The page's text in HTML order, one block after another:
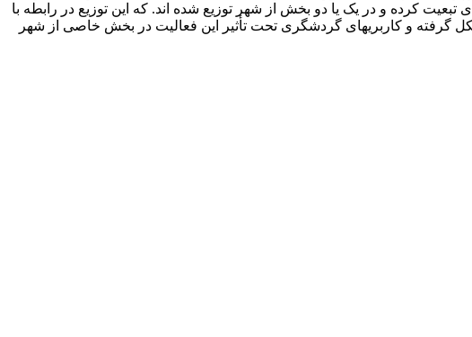
کرده و در یک یا دو بخش از شهر توزیع شده اند. که این توزیع در رابطه با
گرفته و کاربریهای گردشگری تحت تأثیر این فعالیت در بخش خاصی از شهر